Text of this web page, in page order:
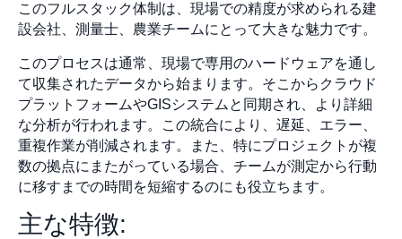
このフルスタック体制は、現場での精度が求められる建
設会社、測量士、農業チームにとって大きな魅力です。
このプロセスは通常、現場で専用のハードウェアを通し
て収集されたデータから始まります。そこからクラウド
プラットフォームやGISシステムと同期され、より詳細
な分析が行われます。この統合により、遅延、エラー、
重複作業が削減されます。また、特にプロジェクトが複
数の拠点にまたがっている場合、チームが測定から行動
に移すまでの時間を短縮するのにも役立ちます。
主な特徴: